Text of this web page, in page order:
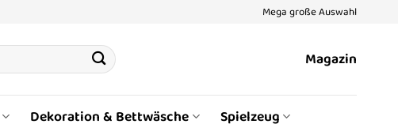
Mega große Auswahl
Magazin
Dekoration & Bettwäsche Spielzeug